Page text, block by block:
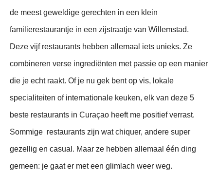
de meest geweldige gerechten in een klein
familierestaurantje in een zijstraatje van Willemstad.
Deze vijf restaurants hebben allemaal iets unieks. Ze
combineren verse ingrediënten met passie op een manier
die je echt raakt. Of je nu gek bent op vis, lokale
specialiteiten of internationale keuken, elk van deze 5
beste restaurants in Curaçao heeft me positief verrast.
Sommige restaurants zijn wat chiquer, andere super
gezellig en casual. Maar ze hebben allemaal één ding
gemeen: je gaat er met een glimlach weer weg.